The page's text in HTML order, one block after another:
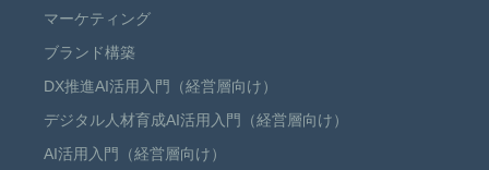
マーケティング
ブランド構築
DX推進AI活用入門（経営層向け）
デジタル人材育成AI活用入門（経営層向け）
AI活用入門（経営層向け）